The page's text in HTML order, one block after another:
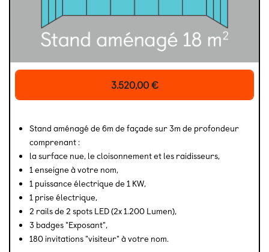
3.520,00€
Stand aménagé de 6m de façade sur 3m de profondeur
comprenant :
la surface nue, le cloisonnement et les raidisseurs,
1 enseigne à votre nom,
1 puissance électrique de 1 KW,
1 prise électrique,
2 rails de 2 spots LED (2x 1.200 Lumen),
3 badges "Exposant",
180 invitations "visiteur" à votre nom.